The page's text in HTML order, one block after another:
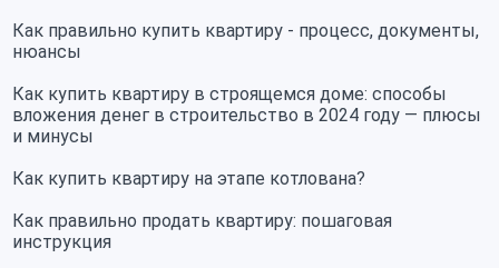
Как правильно купить квартиру - процесс, документы,
нюансы
Как купить квартиру в строящемся доме: способы
вложения денег в строительство в 2024 году — плюсы
и минусы
Как купить квартиру на этапе котлована?
Как правильно продать квартиру: пошаговая
инструкция